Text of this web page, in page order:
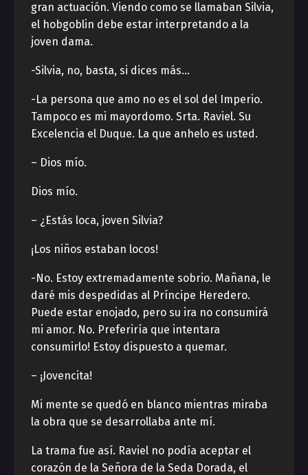
gran actuación. Viendo como se llamaban Silvia,
el hobgoblin debe estar interpretando a la
joven dama.
-Silvia, no, basta, si dices más…
-La persona que amo no es el sol del Imperio.
Tampoco es mi mayordomo. Srta. Raviel. Su
Excelencia el Duque. La que anhelo es usted.
– Dios mío.
Dios mío.
– ¿Estás loca, joven Silvia?
¡Los niños estaban locos!
-No. Estoy extremadamente sobrio. Mañana, le
daré mis despedidas al Príncipe Heredero.
Puede estar enojado, pero su ira no consumirá
mi amor. No. Preferiría que intentara
consumirlo! Estoy dispuesto a quemar.
– ¡Jovencita!
Mi mente se quedó en blanco mientras miraba
la obra que se desarrollaba ante mí.
La trama fue así. Raviel no podía aceptar el
corazón de la Señora de la Seda Dorada, el